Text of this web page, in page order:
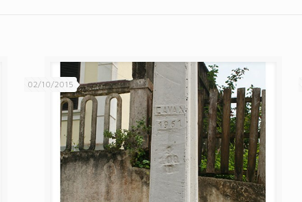
02/10/2015